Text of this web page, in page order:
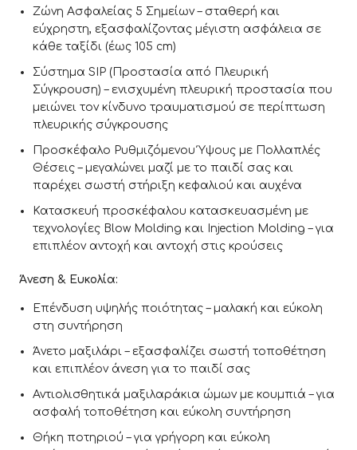
Ζώνη Ασφαλείας 5 Σημείων – σταθερή και
εύχρηστη, εξασφαλίζοντας μέγιστη ασφάλεια σε
κάθε ταξίδι (έως 105 cm)
Σύστημα SIP (Προστασία από Πλευρική
Σύγκρουση) – ενισχυμένη πλευρική προστασία που
μειώνει τον κίνδυνο τραυματισμού σε περίπτωση
πλευρικής σύγκρουσης
Προσκέφαλο Ρυθμιζόμενου Ύψους με Πολλαπλές
Θέσεις – μεγαλώνει μαζί με το παιδί σας και
παρέχει σωστή στήριξη κεφαλιού και αυχένα
Κατασκευή προσκέφαλου κατασκευασμένη με
τεχνολογίες Blow Molding και Injection Molding – για
επιπλέον αντοχή και αντοχή στις κρούσεις
Άνεση & Ευκολία:
Επένδυση υψηλής ποιότητας – μαλακή και εύκολη
στη συντήρηση
Άνετο μαξιλάρι – εξασφαλίζει σωστή τοποθέτηση
και επιπλέον άνεση για το παιδί σας
Αντιολισθητικά μαξιλαράκια ώμων με κουμπιά – για
ασφαλή τοποθέτηση και εύκολη συντήρηση
Θήκη ποτηριού – για γρήγορη και εύκολη